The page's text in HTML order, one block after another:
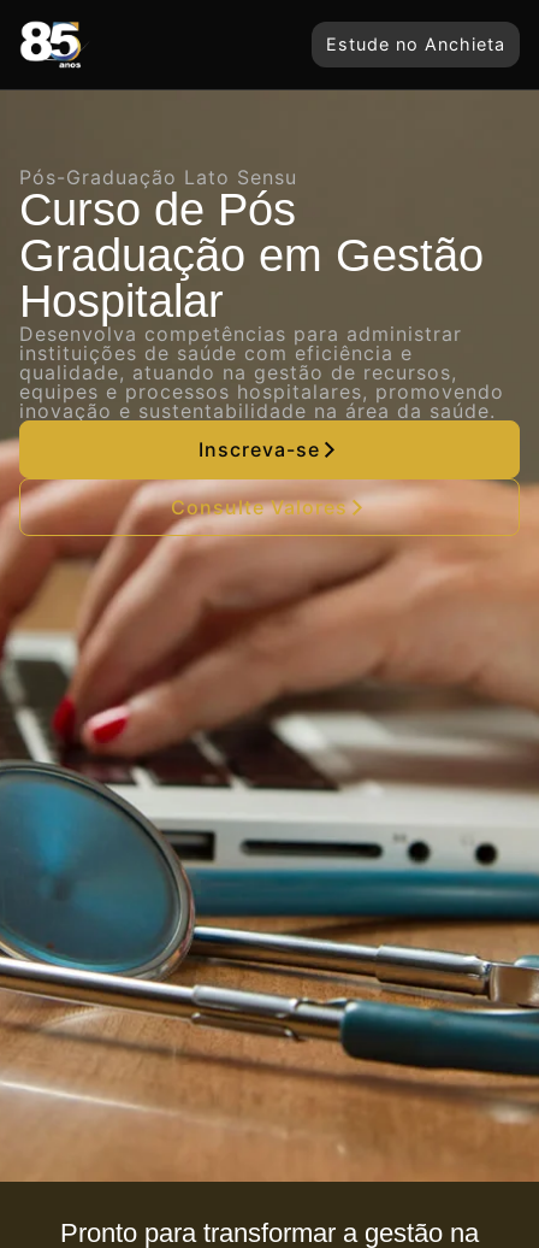
Estude no Anchieta
Pós-Graduação Lato Sensu
Curso de Pós
Graduação em Gestão
Hospitalar
Desenvolva competências para administrar
instituições de saúde com eficiência e
qualidade, atuando na gestão de recursos,
equipes e processos hospitalares, promovendo
inovação e sustentabilidade na área da saúde.
Inscreva-se
Consulte Valores
Pronto para transformar a gestão na